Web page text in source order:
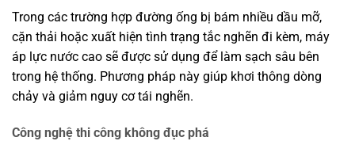
Trong các trường hợp đường ống bị bám nhiều dầu mỡ,
cặn thải hoặc xuất hiện tình trạng tắc nghẽn đi kèm, máy
áp lực nước cao sẽ được sử dụng để làm sạch sâu bên
trong hệ thống. Phương pháp này giúp khơi thông dòng
chảy và giảm nguy cơ tái nghẽn.
Công nghệ thi công không đục phá